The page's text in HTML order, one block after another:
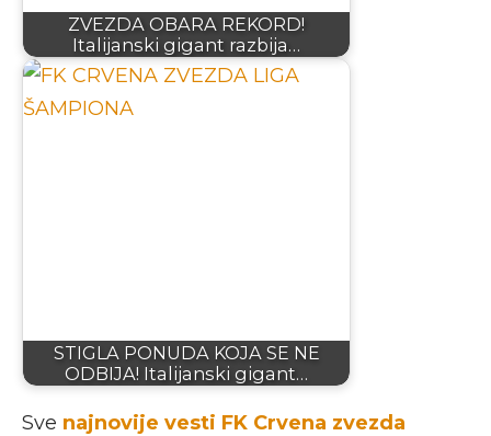
ZVEZDA OBARA REKORD!
Italijanski gigant razbija…
STIGLA PONUDA KOJA SE NE
ODBIJA! Italijanski gigant…
Sve najnovije vesti FK Crvena zvezda